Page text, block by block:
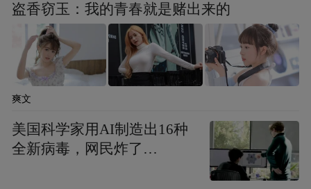
“特别声明：以上作品内容(包括在内的视频、图片或音
频)为凤凰网旗下自媒体平台“大风号”用户上传并发
布，本平台仅提供信息存储空间服务。
Notice: The content above (including the videos,
pictures and audios if any) is uploaded and posted
by the user of Dafeng Hao, which is a social media
space services.”
盗香窃玉：我的青春就是赌出来的
爽文
美国科学家用AI制造出16种
全新病毒，网民炸了…